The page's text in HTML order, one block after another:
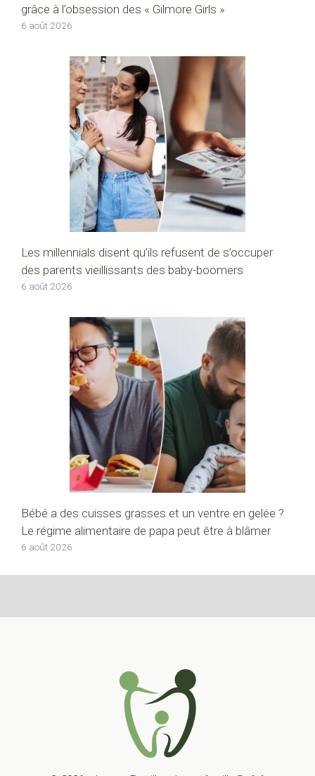
grâce à l’obsession des « Gilmore Girls »
6 août 2026
Les millennials disent qu’ils refusent de s’occuper
des parents vieillissants des baby-boomers
6 août 2026
Bébé a des cuisses grasses et un ventre en gelée ?
Le régime alimentaire de papa peut être à blâmer
6 août 2026